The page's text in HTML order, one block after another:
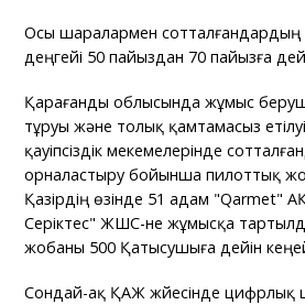
Осы шаралармен сотталғандардың
деңгейі 50 пайыздан 70 пайызға
Қарағанды облысында жұмыс
тұруы және толық қамтамасыз
қауіпсіздік мекемелерінде
орналастыру бойынша пилоттық
Қазірдің өзінде 51 адам "Qarmet"
Серіктес" ЖШС-не жұмысқа
жобаны 500 Қатысушыға дейін
Сондай-ақ ҚАЖ жүйесінде цифрлық